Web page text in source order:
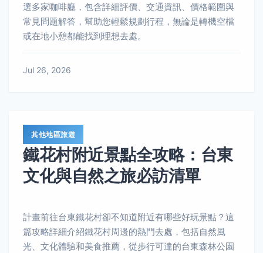
選多家咖啡廳，包含詳細評價、交通資訊、價格範圍與
常見問題解答，幫助您輕鬆規劃行程，無論是轉機空檔
或在地小憩都能找到理想去處。
Jul 26, 2026
其他地區旅遊
鐵花村附近景點全攻略：台東
文化與自然之旅必訪清單
計畫前往台東鐵花村卻不知道附近有哪些好玩景點？這
篇攻略詳細介紹鐵花村周邊的熱門去處，包括自然風
光、文化體驗和美食推薦，從步行可達的台東森林公園